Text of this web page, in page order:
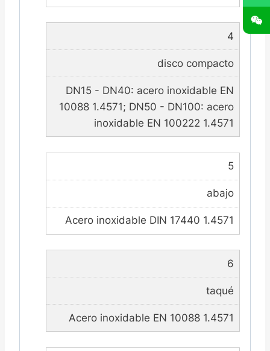
4
disco compacto
DN15 - DN40: acero inoxidable EN
10088 1.4571; DN50 - DN100: acero
inoxidable EN 100222 1.4571
5
abajo
Acero inoxidable DIN 17440 1.4571
6
taqué
Acero inoxidable EN 10088 1.4571